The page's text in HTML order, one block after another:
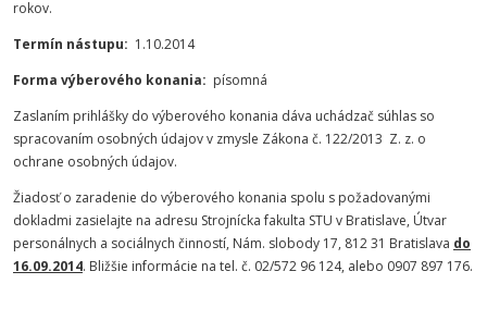
rokov.
Termín nástupu: 1.10.2014
Forma výberového konania: písomná
Zaslaním prihlášky do výberového konania dáva uchádzač súhlas so
spracovaním osobných údajov v zmysle Zákona č. 122/2013 Z. z. o
ochrane osobných údajov.
Žiadosť o zaradenie do výberového konania spolu s požadovanými
dokladmi zasielajte na adresu Strojnícka fakulta STU v Bratislave, Útvar
personálnych a sociálnych činností, Nám. slobody 17, 812 31 Bratislava do
16.09.2014. Bližšie informácie na tel. č. 02/572 96 124, alebo 0907 897 176.